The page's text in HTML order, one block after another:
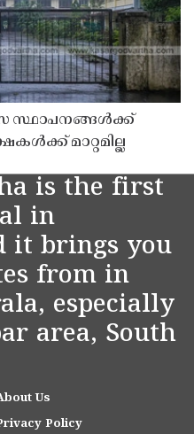
സ്ഥാപനങ്ങൾക്ക്
മാറ്റമില്ല
is the first
in
it brings you
from in
especially
area, South
Us
Policy